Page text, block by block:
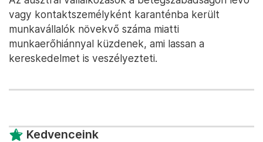
vagy kontaktszemélyként karanténba került
munkavállalók növekvő száma miatti
munkaerőhiánnyal küzdenek, ami lassan a
kereskedelmet is veszélyezteti.
Kedvenceink